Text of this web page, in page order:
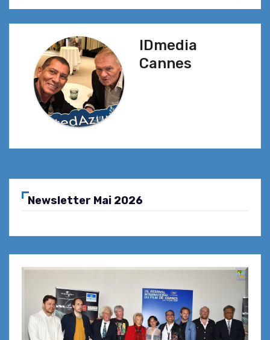
l’article
IDmedia
Cannes
Newsletter Mai 2026